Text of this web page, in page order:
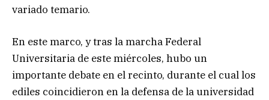
variado temario.
En este marco, y tras la marcha Federal
Universitaria de este miércoles, hubo un
importante debate en el recinto, durante el cual los
ediles coincidieron en la defensa de la universidad